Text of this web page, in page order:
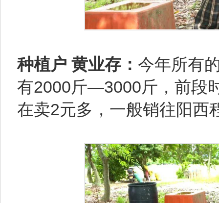
种植户 黄业存： 今年所有
有2000斤—3000斤，前段
在卖2元多，一般销往阳西